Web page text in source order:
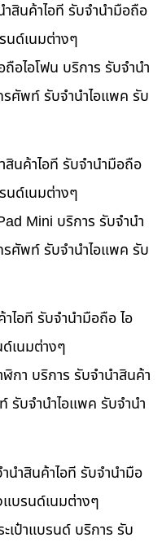
สินค้าไอที รับจำนำมือถือ
นด์เนมต่างๆ
อไอโฟน บริการ รับจำนำ
รศัพท์ รับจำนำไอแพค รับ
นค้าไอที รับจำนำมือถือ
นด์เนมต่างๆ
Mini บริการ รับจำนำ
รศัพท์ รับจำนำไอแพค รับ
ไอที รับจำนำมือถือ ไอ
เนมต่างๆ
กา บริการ รับจำนำสินค้า
รับจำนำไอแพค รับจำนำ
นำสินค้าไอที รับจำนำมือ
บรนด์เนมต่างๆ
เป๋าแบรนด์ บริการ รับ